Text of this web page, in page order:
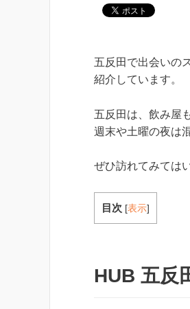
五反田で出会いの
紹介しています。
五反田は、飲み屋
週末や土曜の夜は
ぜひ訪れてみては
目次 [表示]
HUB 五反